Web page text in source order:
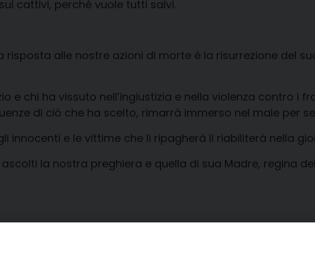
cattivi, perché vuole tutti salvi.
alle nostre azioni di morte è la risurrezione del
e chi ha vissuto nell’ingiustizia e nella violenza contro i
di ciò che ha scelto, rimarrà immerso nel male per
innocenti e le vittime che li ripagherà li riabiliterà nella
la nostra preghiera e quella di sua Madre, regina